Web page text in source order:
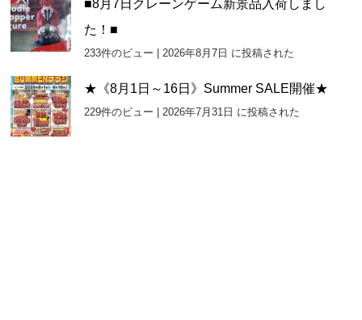
■8月7日クレーンゲーム新景品入荷しまし
た！■
233件のビュー |2026年8月7日 に投稿された
★《8月1日～16日》Summer SALE開催★
229件のビュー |2026年7月31日 に投稿された